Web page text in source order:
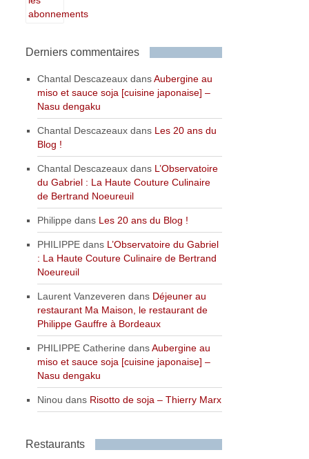
Derniers commentaires
Chantal Descazeaux dansAubergine au
miso et sauce soja [cuisine japonaise] –
Nasu dengaku
Chantal Descazeaux dans Les 20 ans du
Blog !
Chantal Descazeaux dans L’Observatoire
du Gabriel : La Haute Couture Culinaire
de Bertrand Noeureuil
Philippe dans Les 20 ans du Blog !
PHILIPPE dans L’Observatoire du Gabriel
: La Haute Couture Culinaire de Bertrand
Noeureuil
Laurent Vanzeveren dans Déjeuner au
restaurant Ma Maison, le restaurant de
Philippe Gauffre à Bordeaux
PHILIPPE Catherine dansAubergine au
miso et sauce soja [cuisine japonaise] –
Nasu dengaku
Ninou dans Risotto de soja – Thierry Marx
Restaurants